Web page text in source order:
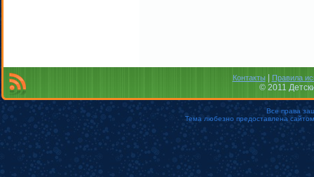
Контакты| Правила
© 2011
Все права
Тема любезно предоставлена